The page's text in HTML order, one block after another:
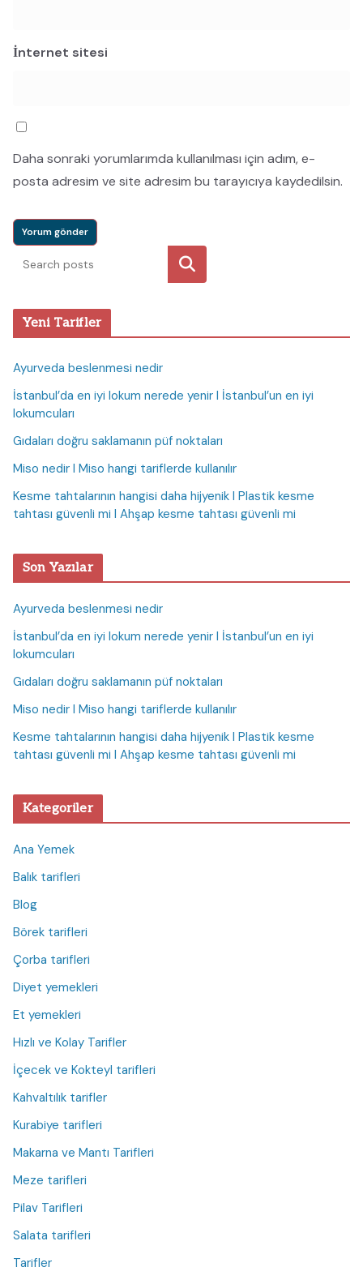
İnternet sitesi
Daha sonraki yorumlarımda kullanılması için adım, e-
posta adresim ve site adresim bu tarayıcıya kaydedilsin.
Ara
Yeni Tarifler
Ayurveda beslenmesi nedir
İstanbul’da en iyi lokum nerede yenir I İstanbul’un en iyi
lokumcuları
Gıdaları doğru saklamanın püf noktaları
Miso nedir I Miso hangi tariflerde kullanılır
Kesme tahtalarının hangisi daha hijyenik I Plastik kesme
tahtası güvenli mi I Ahşap kesme tahtası güvenli mi
Son Yazılar
Ayurveda beslenmesi nedir
İstanbul’da en iyi lokum nerede yenir I İstanbul’un en iyi
lokumcuları
Gıdaları doğru saklamanın püf noktaları
Miso nedir I Miso hangi tariflerde kullanılır
Kesme tahtalarının hangisi daha hijyenik I Plastik kesme
tahtası güvenli mi I Ahşap kesme tahtası güvenli mi
Kategoriler
Ana Yemek
Balık tarifleri
Blog
Börek tarifleri
Çorba tarifleri
Diyet yemekleri
Et yemekleri
Hızlı ve Kolay Tarifler
İçecek ve Kokteyl tarifleri
Kahvaltılık tarifler
Kurabiye tarifleri
Makarna ve Mantı Tarifleri
Meze tarifleri
Pilav Tarifleri
Salata tarifleri
Tarifler